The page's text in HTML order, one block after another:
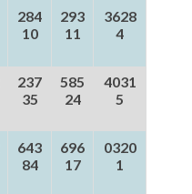
284
10
293
11
3628
4
237
35
585
24
4031
5
643
84
696
17
0320
1